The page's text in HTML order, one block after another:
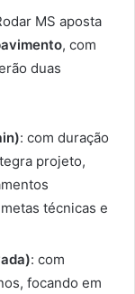
MS aposta
, com
duas
: com duração
projeto,
técnicas e
: com
focando em